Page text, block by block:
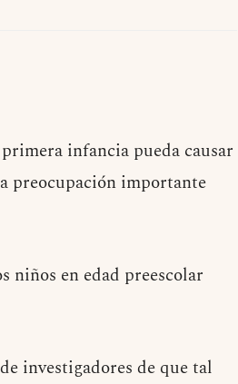
infancia pueda causar
preocupación importante
niños en edad preescolar
investigadores de que tal